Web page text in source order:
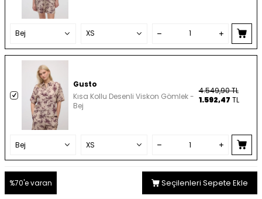
Gusto
Kısa Kollu Desenli Viskon Gömlek -
Bej
4.549,90TL
1.592,47 TL
%70'e varan Seçilenleri Sepete Ekle